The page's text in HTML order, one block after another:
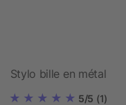
Stylo bille en métal
5/5 (1)